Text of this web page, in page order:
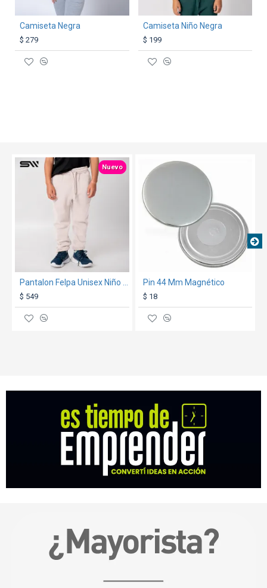
Camiseta Negra
$ 279
Camiseta Niño Negra
$ 199
Nuevo
TEXTTRANSPARENTE
$ 549
Pin 44 Mm Magnético
$ 18